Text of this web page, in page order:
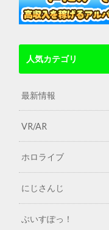
人気カテゴリ
最新情報
VR/AR
ホロライブ
にじさんじ
ぶいすぽっ！